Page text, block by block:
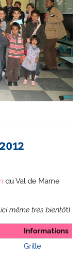
du Val de Marne
même très bientôt)
Informations
Grille